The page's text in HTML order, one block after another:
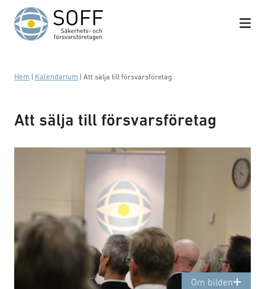
Hoppa till innehåll
Hem Kalendarium Att sälja till försvarsföretag
Att sälja till försvarsföretag
Om bilden
Om_soff